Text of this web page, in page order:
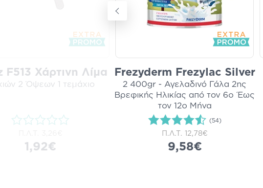
F513 Χάρτινη Λίμα
2 Όψεων 1 τεμάχιο
1,92€
Frezyderm Frezylac Silver
2 400gr - Αγελαδινό Γάλα 2ης
Βρεφικής Ηλικίας από τον 6ο Έως
τον 12ο Μήνα
(54)
Π.Λ.Τ. 12,78€
9,58€